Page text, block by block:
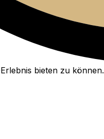
bieten zu können.